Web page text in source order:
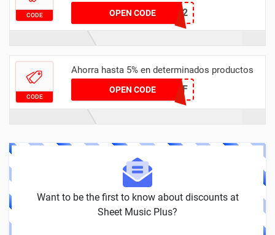
CODE OPEN CODE3HCBJK2
CODE
Ahorra hasta 5% en determinados productos
OPEN CODEMUSIC5OFF
Want to be the first to know about discounts at
Sheet Music Plus?